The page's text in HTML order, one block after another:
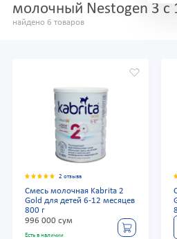
молочный Nestogen 3 c
найдено 6 товаров
2 отзыва
Смесь молочная Kabrita 2
Gold для детей 6-12 месяцев
800 г
996 000 сум
Есть в наличии